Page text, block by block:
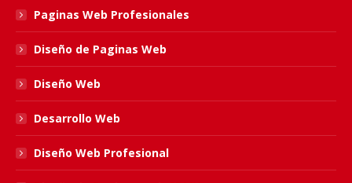
in
new
window
in
new
window
new
window
in
new
window
Paginas Web Profesionales
Diseño de Paginas Web
Diseño Web
Desarrollo Web
Diseño Web Profesional